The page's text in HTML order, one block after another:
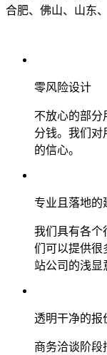
合肥、佛山、山东
零风险设计
不放心的部分
分钱。我们对
的信心。
专业且落地的
我们具有各个
们可以提供很
站公司的浅显
透明干净的报
商务洽谈阶段